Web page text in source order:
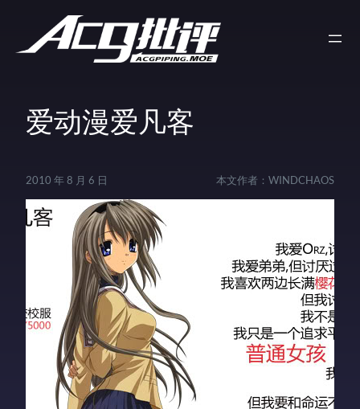
爱动漫爱凡客
2010 年 8 月 6 日 本文作者： WINDCHAOS